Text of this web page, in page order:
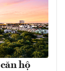
hộ